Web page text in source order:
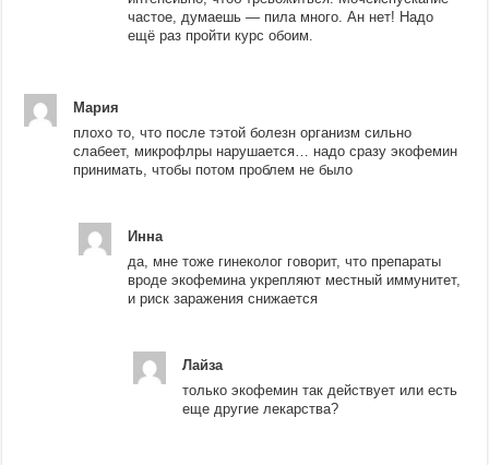
частое, думаешь — пила много. Ан нет! Надо
ещё раз пройти курс обоим.
Мария
плохо то, что после тэтой болезн организм сильно
слабеет, микрофлры нарушается… надо сразу экофемин
принимать, чтобы потом проблем не было
Инна
да, мне тоже гинеколог говорит, что препараты
вроде экофемина укрепляют местный иммунитет,
и риск заражения снижается
Лайза
только экофемин так действует или есть
еще другие лекарства?